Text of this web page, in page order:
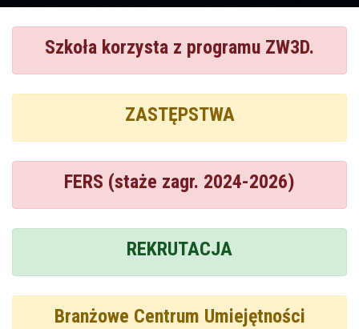
Szkoła korzysta z programu ZW3D.
ZASTĘPSTWA
FERS (staże zagr. 2024-2026)
REKRUTACJA
Branżowe Centrum Umiejętności